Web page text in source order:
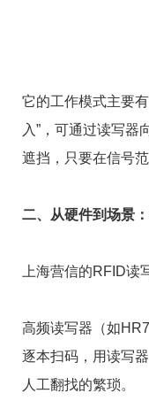
它的工作模式主要
入”，可通过读写
遮挡，只要在信号
二、从硬件到场景
上海营信的RFID
高频读写器（如
逐本扫码，用读写
人工翻找的繁琐。